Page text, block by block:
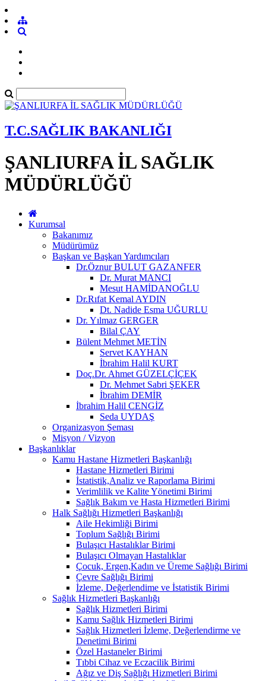
T.C.SAĞLIK BAKANLIĞI
ŞANLIURFA İL SAĞLIK
MÜDÜRLÜĞÜ
Kurumsal
Bakanımız
Müdürümüz
Başkan ve Başkan Yardımcıları
Dr.Öznur BULUT GAZANFER
Dr. Murat MANCI
Mesut HAMİDANOĞLU
Dr.Rıfat Kemal AYDIN
Dt. Nadide Esma UĞURLU
Dr. Yılmaz GERGER
Bilal ÇAY
Bülent Mehmet METİN
Servet KAYHAN
İbrahim Halil KURT
Doç.Dr. Ahmet GÜZELÇİÇEK
Dr. Mehmet Sabri ŞEKER
İbrahim DEMİR
İbrahim Halil CENGİZ
Seda UYDAŞ
Organizasyon Şeması
Misyon / Vizyon
Başkanlıklar
Kamu Hastane Hizmetleri Başkanlığı
Hastane Hizmetleri Birimi
İstatistik,Analiz ve Raporlama Birimi
Verimlilik ve Kalite Yönetimi Birimi
Sağlık Bakım ve Hasta Hizmetleri Birimi
Halk Sağlığı Hizmetleri Başkanlığı
Aile Hekimliği Birimi
Toplum Sağlığı Birimi
Bulaşıcı Hastalıklar Birimi
Bulaşıcı Olmayan Hastalıklar
Çocuk, Ergen,Kadın ve Üreme Sağlığı Birimi
Çevre Sağlığı Birimi
İzleme, Değerlendime ve İstatistik Birimi
Sağlık Hizmetleri Başkanlığı
Sağlık Hizmetleri Birimi
Kamu Sağlık Hizmetleri Birimi
Sağlık Hizmetleri İzleme, Değerlendirme ve
Denetimi Birimi
Özel Hastaneler Birimi
Tıbbi Cihaz ve Eczacilik Birimi
Ağız ve Diş Sağlığı Hizmetleri Birimi